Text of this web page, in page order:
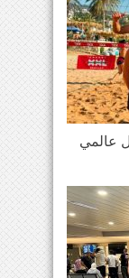
عالمي